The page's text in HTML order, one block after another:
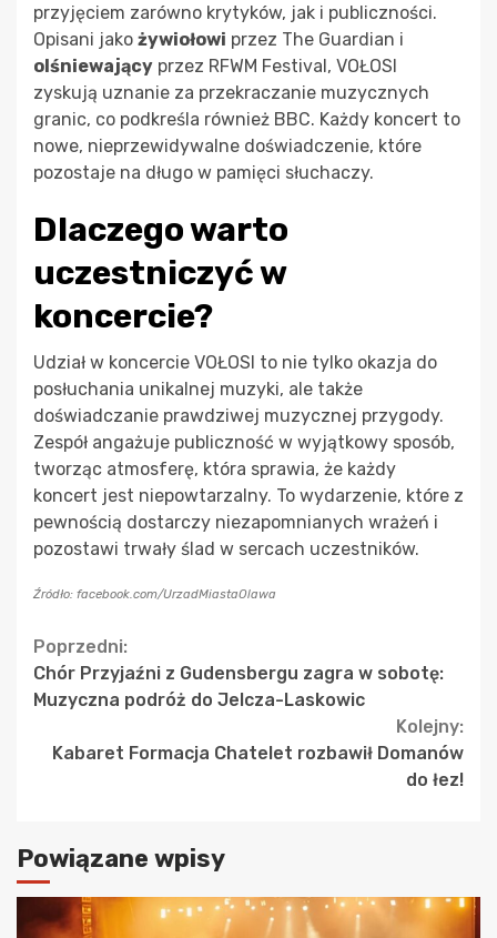
przyjęciem zarówno krytyków, jak i publiczności.
Opisani jako żywiołowi przez The Guardian i
olśniewający przez RFWM Festival, VOŁOSI
zyskują uznanie za przekraczanie muzycznych
granic, co podkreśla również BBC. Każdy koncert to
nowe, nieprzewidywalne doświadczenie, które
pozostaje na długo w pamięci słuchaczy.
Dlaczego warto
uczestniczyć w
koncercie?
Udział w koncercie VOŁOSI to nie tylko okazja do
posłuchania unikalnej muzyki, ale także
doświadczanie prawdziwej muzycznej przygody.
Zespół angażuje publiczność w wyjątkowy sposób,
tworząc atmosferę, która sprawia, że każdy
koncert jest niepowtarzalny. To wydarzenie, które z
pewnością dostarczy niezapomnianych wrażeń i
pozostawi trwały ślad w sercach uczestników.
Źródło: facebook.com/UrzadMiastaOlawa
Continue
Reading
Poprzedni:
Chór Przyjaźni z Gudensbergu zagra w sobotę:
Muzyczna podróż do Jelcza-Laskowic
Kolejny:
Kabaret Formacja Chatelet rozbawił Domanów
do łez!
Powiązane wpisy